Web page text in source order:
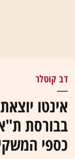
דב קוטלר
בבורסת
כספי